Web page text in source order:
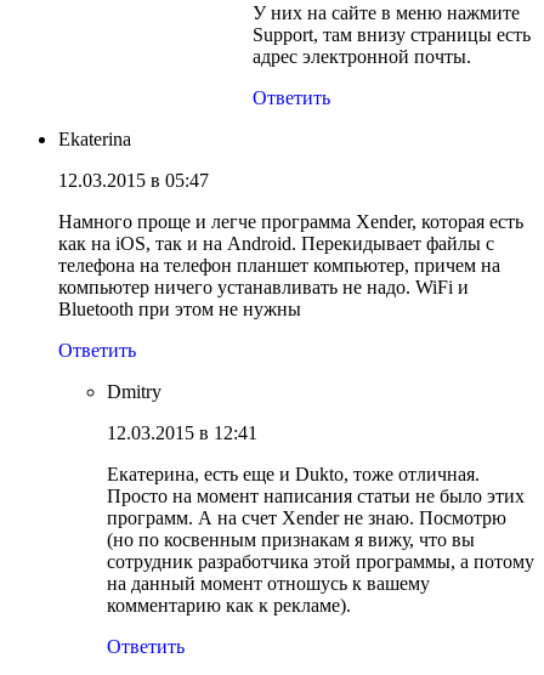
У них на сайте в меню нажмите
Support, там внизу страницы есть
адрес электронной почты.
Ответить
Ekaterina
12.03.2015 в 05:47
Намного проще и легче программа Xender, которая есть
как на iOS, так и на Android. Перекидывает файлы с
телефона на телефон планшет компьютер, причем на
компьютер ничего устанавливать не надо. WiFi и
Bluetooth при этом не нужны
Ответить
Dmitry
12.03.2015 в 12:41
Екатерина, есть еще и Dukto, тоже отличная.
Просто на момент написания статьи не было этих
программ. А на счет Xender не знаю. Посмотрю
(но по косвенным признакам я вижу, что вы
сотрудник разработчика этой программы, а потому
на данный момент отношусь к вашему
комментарию как к рекламе).
Ответить